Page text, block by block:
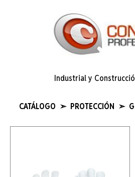
Industrial y
CATÁLOGO ➣ PROTECCIÓN ➣